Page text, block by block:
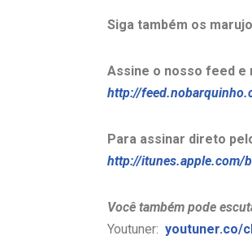
Siga também os
Assine o nosso feed e
http://
Para assinar direto
http://itunes.apple.com/
Você também pode
Youtuner: youtuner.co/